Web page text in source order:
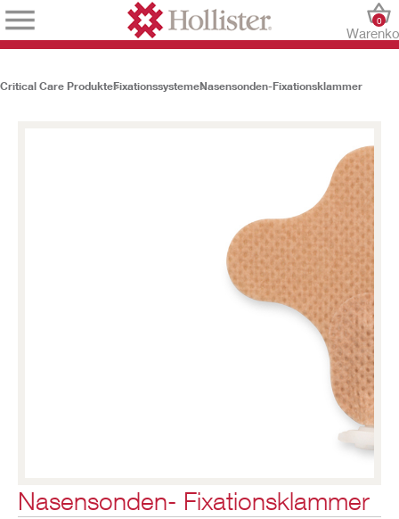
0
Critical Care ProdukteFixationssystemeNasensonden-Fixationsklammer
Nasensonden- Fixationsklammer